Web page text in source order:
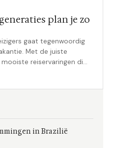
plan je zo
gaat tegenwoordig
Met de juiste
reiservaringen die
in Brazilië